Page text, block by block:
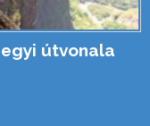
útvonala